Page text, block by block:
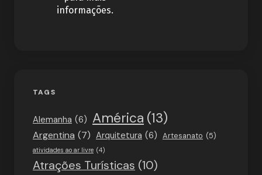
informações.
TAGS
Alemanha (6) América (13)
Argentina (7) Arquitetura (6) Artesanato (5)
atividades ao ar livre (4)
Atrações Turísticas (10)